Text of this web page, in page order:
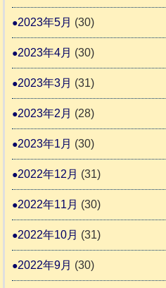
2023年5月 (30)
2023年4月 (30)
2023年3月 (31)
2023年2月 (28)
2023年1月 (30)
2022年12月 (31)
2022年11月 (30)
2022年10月 (31)
2022年9月 (30)